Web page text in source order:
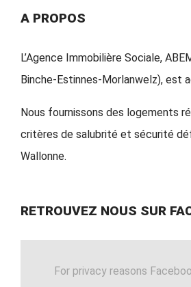
A PROPOS
L’Agence Immobilière Sociale,
Binche-Estinnes-Morlanwelz), est
Nous fournissons des logements
critères de salubrité et sécurité
Wallonne.
RETROUVEZ NOUS SUR
For privacy reasons